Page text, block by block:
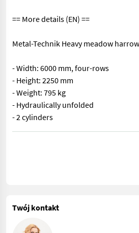
== More details (EN) ==
Metal-Technik Heavy meadow
- Width: 6000 mm, four-rows
- Height: 2250 mm
- Weight: 795 kg
- Hydraulically unfolded
- 2 cylinders
== Weitere Informationen (DE) ==
Twój kontakt